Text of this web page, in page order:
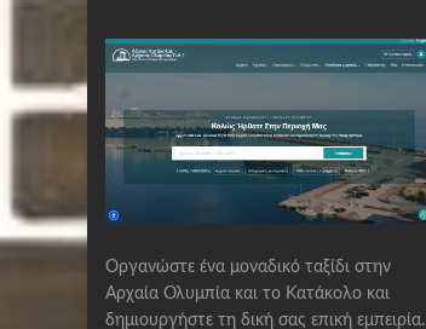
Οργανώστε ένα μοναδικό ταξίδι στην
Αρχαία Ολυμπία και το Κατάκολο και
δημιουργήστε τη δική σας επική εμπειρία.